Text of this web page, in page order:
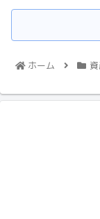
ホーム